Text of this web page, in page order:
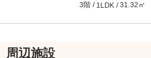
3階 1LDK 31.32㎡
周辺施設